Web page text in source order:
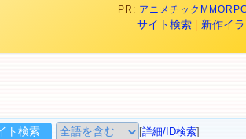
PR: アニメチック
サイト検索 | 新作イ
[詳細/ID検索]